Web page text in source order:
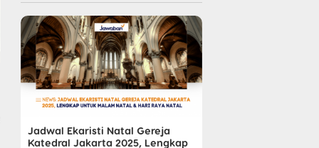
Jadwal Ekaristi Natal Gereja
Katedral Jakarta 2025, Lengkap